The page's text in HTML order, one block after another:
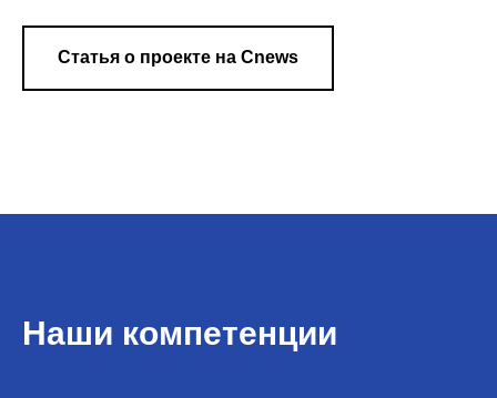
Статья о проекте на Cnews
Наши компетенции